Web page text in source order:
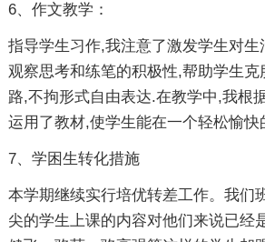
6、作文教学：
指导学生习作,我注意了激发学生对生
观察思考和练笔的积极性,帮助学生
路,不拘形式自由表达.在教学中,我根
运用了教材,使学生能在一个轻松愉快
7、学困生转化措施
本学期继续实行培优转差工作。我们
尖的学生上课的内容对他们来说已经